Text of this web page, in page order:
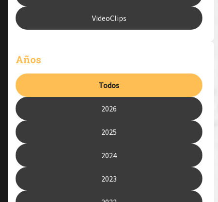
VideoClips
Años
Todos
2026
2025
2024
2023